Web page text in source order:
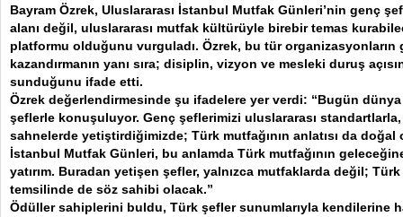
Bayram Özrek, Uluslararası İstanbul Mutfak Günleri’nin genç
alanı değil, uluslararası mutfak kültürüyle birebir temas
platformu olduğunu vurguladı. Özrek, bu tür
kazandırmanın yanı sıra; disiplin, vizyon ve mesleki duruş
sunduğunu ifade etti.
Özrek değerlendirmesinde şu ifadelere yer verdi: “Bugün
şeflerle konuşuluyor. Genç şeflerimizi uluslararası
sahnelerde yetiştirdiğimizde; Türk mutfağının anlatısı da
İstanbul Mutfak Günleri, bu anlamda Türk mutfağının
yatırım. Buradan yetişen şefler, yalnızca mutfaklarda değil;
temsilinde de söz sahibi olacak.”
Ödüller sahiplerini buldu, Türk şefler sunumlarıyla kendilerine